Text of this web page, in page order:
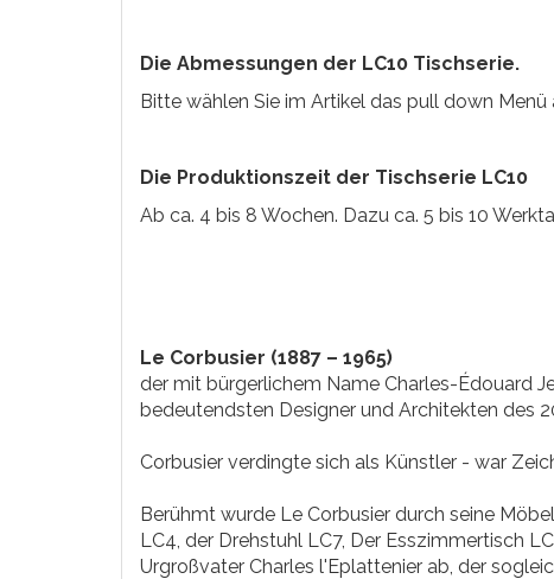
Die Abmessungen der LC10 Tischserie.
Bitte wählen Sie im Artikel das pull down
Die Produktionszeit der Tischserie LC10
Ab ca. 4 bis 8 Wochen. Dazu ca. 5 bis 10
Le Corbusier (1887 – 1965)
der mit bürgerlichem Name Charles-Édouard
bedeutendsten Designer und Architekten des
Corbusier verdingte sich als Künstler - war
Berühmt wurde Le Corbusier durch seine
LC4, der Drehstuhl LC7, Der Esszimmertisch
Urgroßvater Charles l'Eplattenier ab, der